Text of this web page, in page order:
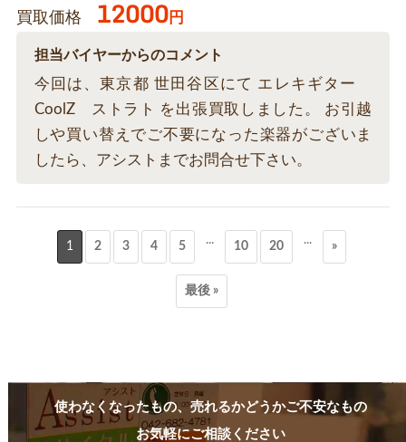
買取価格 12000円
担当バイヤーからのコメント
今回は、東京都 世田谷区にて エレキギター
CoolZ ストラト を出張買取しました。 お引越
しや買い替えでご不要になった楽器がございま
したら、アシストまでお問合せ下さい。
1 2 3 4 5 ... 10 20 ... »
最後 »
使わなくなったもの、売れるかどうかご不安なもの
お気軽にご相談ください